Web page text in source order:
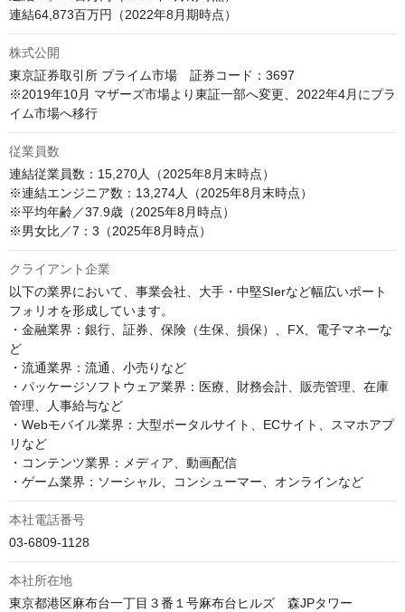
連結64,873百万円（2022年8月期時点）
株式公開
東京証券取引所 プライム市場　証券コード：3697
※2019年10月 マザーズ市場より東証一部へ変更、2022年4月にプラ
イム市場へ移行
従業員数
連結従業員数：15,270人（2025年8月末時点）
※連結エンジニア数：13,274人（2025年8月末時点）
※平均年齢／37.9歳（2025年8月時点）
※男女比／7：3（2025年8月時点）
クライアント企業
以下の業界において、事業会社、大手・中堅SIerなど幅広いポート
フォリオを形成しています。
・金融業界：銀行、証券、保険（生保、損保）、FX、電子マネーな
ど
・流通業界：流通、小売りなど
・パッケージソフトウェア業界：医療、財務会計、販売管理、在庫
管理、人事給与など
・Webモバイル業界：大型ポータルサイト、ECサイト、スマホアプ
リなど
・コンテンツ業界：メディア、動画配信
・ゲーム業界：ソーシャル、コンシューマー、オンラインなど
本社電話番号
03-6809-1128
本社所在地